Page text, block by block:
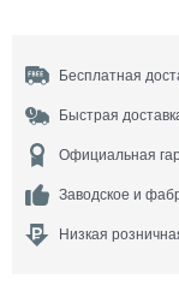
Бесплатная
Быстрая
Официальная
Заводское и
Низкая